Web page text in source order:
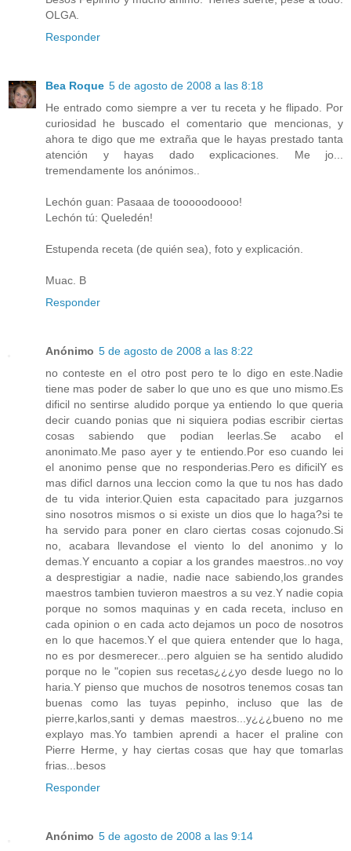
OLGA.
Responder
Bea Roque 5 de agosto de 2008 a las 8:18
He entrado como siempre a ver tu receta y he flipado. Por
curiosidad he buscado el comentario que mencionas, y
ahora te digo que me extraña que le hayas prestado tanta
atención y hayas dado explicaciones. Me jo...
tremendamente los anónimos..
Lechón guan: Pasaaa de tooooodoooo!
Lechón tú: Queledén!
Estupenda receta (de quién sea), foto y explicación.
Muac. B
Responder
Anónimo 5 de agosto de 2008 a las 8:22
no conteste en el otro post pero te lo digo en este.Nadie
tiene mas poder de saber lo que uno es que uno mismo.Es
dificil no sentirse aludido porque ya entiendo lo que queria
decir cuando ponias que ni siquiera podias escribir ciertas
cosas sabiendo que podian leerlas.Se acabo el
anonimato.Me paso ayer y te entiendo.Por eso cuando lei
el anonimo pense que no responderias.Pero es dificilY es
mas dificl darnos una leccion como la que tu nos has dado
de tu vida interior.Quien esta capacitado para juzgarnos
sino nosotros mismos o si existe un dios que lo haga?si te
ha servido para poner en claro ciertas cosas cojonudo.Si
no, acabara llevandose el viento lo del anonimo y lo
demas.Y encuanto a copiar a los grandes maestros..no voy
a desprestigiar a nadie, nadie nace sabiendo,los grandes
maestros tambien tuvieron maestros a su vez.Y nadie copia
porque no somos maquinas y en cada receta, incluso en
cada opinion o en cada acto dejamos un poco de nosotros
en lo que hacemos.Y el que quiera entender que lo haga,
no es por desmerecer...pero alguien se ha sentido aludido
porque no le "copien sus recetas¿¿¿yo desde luego no lo
haria.Y pienso que muchos de nosotros tenemos cosas tan
buenas como las tuyas pepinho, incluso que las de
pierre,karlos,santi y demas maestros...y¿¿¿bueno no me
explayo mas.Yo tambien aprendi a hacer el praline con
Pierre Herme, y hay ciertas cosas que hay que tomarlas
frias...besos
Responder
Anónimo 5 de agosto de 2008 a las 9:14